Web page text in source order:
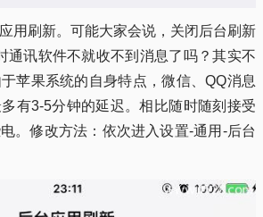
用刷新。可能大家会说，关闭后台刷新
通讯软件不就收不到消息了吗？其实不
苹果系统的自身特点，微信、QQ消息
有3-5分钟的延迟。相比随时随刻接受
。修改方法：依次进入设置-通用-后台